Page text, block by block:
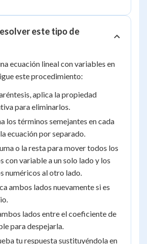
este tipo de
ecuación lineal con variables en
este procedimiento:
aplica la propiedad
para eliminarlos.
los términos semejantes en cada
ecuación por separado.
o la resta para mover todos los
con variable a un solo lado y los
numéricos al otro lado.
ambos lados nuevamente si es
lados entre el coeficiente de
para despejarla.
tu respuesta sustituyéndola en